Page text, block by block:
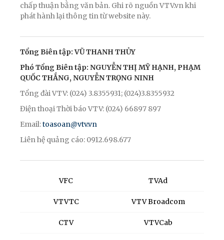
chấp thuận bằng văn bản. Ghi rõ nguồn VTV.vn khi
phát hành lại thông tin từ website này.
Tổng Biên tập: VŨ THANH THỦY
Phó Tổng Biên tập: NGUYỄN THỊ MỸ HẠNH, PHẠM
QUỐC THẮNG, NGUYỄN TRỌNG NINH
Tổng đài VTV: (024) 3.8355931; (024)3.8355932
Điện thoại Thời báo VTV: (024) 66897 897
Email:toasoan@vtv.vn
Liên hệ quảng cáo: 0912.698.677
VFC
VTVTC
CTV
TVAd
VTV Broadcom
VTVCab